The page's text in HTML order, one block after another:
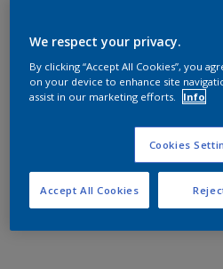
We respect your privacy.
By clicking “Accept All Cookies”, you
on your device to enhance site
assist in our marketing efforts.
Info
Cookies
Accept All Cookies